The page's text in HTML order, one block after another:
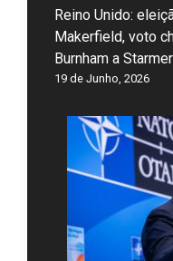
Reino Unido:
Makerfield, voto
Burnham a Starmer
19 de Junho, 2026